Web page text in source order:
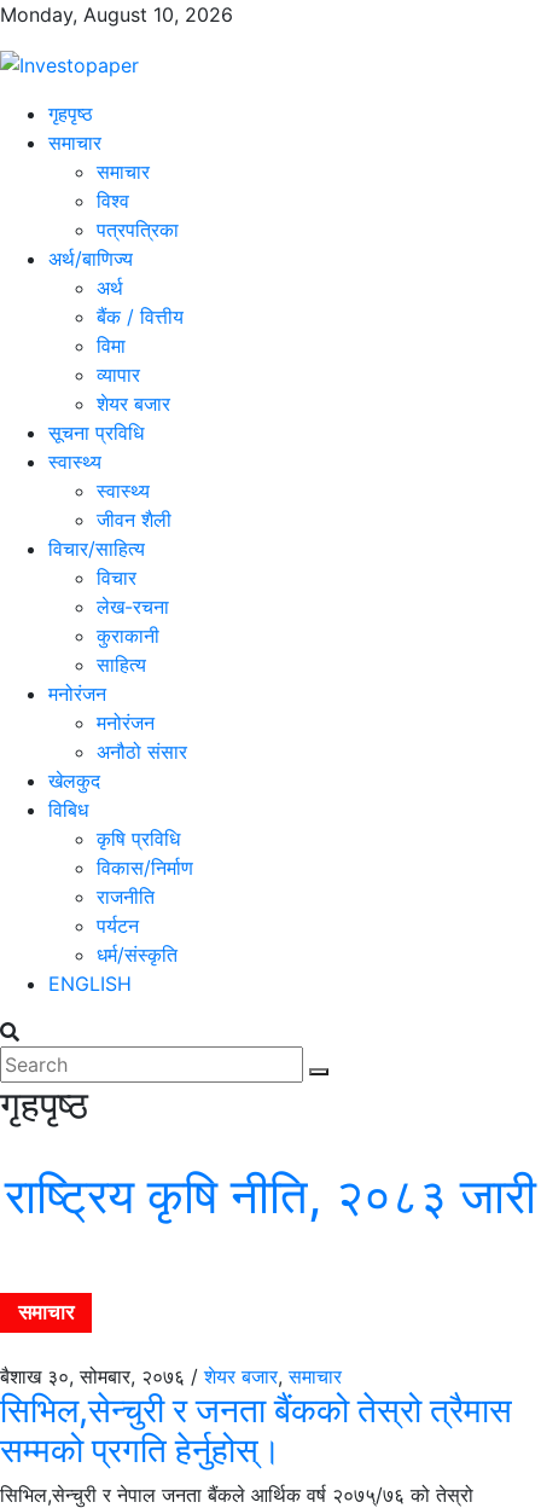
Monday, August 10, 2026
गृहपृष्ठ
समाचार
समाचार
विश्व
पत्रपत्रिका
अर्थ/बाणिज्य
अर्थ
बैंक / वित्तीय
विमा
व्यापार
शेयर बजार
सूचना प्रविधि
स्वास्थ्य
स्वास्थ्य
जीवन शैली
विचार/साहित्य
विचार
लेख-रचना
कुराकानी
साहित्य
मनोरंजन
मनोरंजन
अनौठो संसार
खेलकुद
विबिध
कृषि प्रविधि
विकास/निर्माण
राजनीति
पर्यटन
धर्म/संस्कृति
ENGLISH
गृहपृष्ठ
राष्ट्रिय कृषि नीति, २०८३ जारी
समाचार
बैशाख ३०, सोमबार, २०७६ /शेयर बजार,समाचार
सिभिल,सेन्चुरी र जनता बैंकको तेस्रो त्रैमास
सम्मको प्रगति हेर्नुहोस्।
सिभिल,सेन्चुरी र नेपाल जनता बैंकले आर्थिक वर्ष २०७५्/७६ को तेस्रो